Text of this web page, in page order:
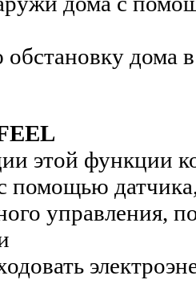
дома
этой функции
помощью
управления,